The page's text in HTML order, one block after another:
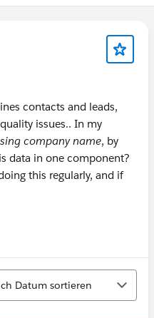
contacts and leads,
issues.. In my
company name, by
data in one component?
this regularly, and if
Datum sortieren